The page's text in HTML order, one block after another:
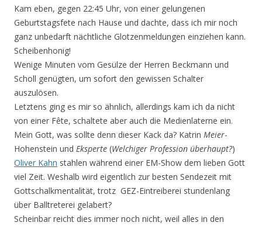
Kam eben, gegen 22:45 Uhr, von einer gelungenen
Geburtstagsfete nach Hause und dachte, dass ich mir noch
ganz unbedarft nächtliche Glotzenmeldungen einziehen kann.
Scheibenhonig!
Wenige Minuten vom Gesülze der Herren Beckmann und
Scholl genügten, um sofort den gewissen Schalter
auszulösen.
Letztens ging es mir so ähnlich, allerdings kam ich da nicht
von einer Fête, schaltete aber auch die Medienlaterne ein.
Mein Gott, was sollte denn dieser Kack da? Katrin Meier-
Hohenstein und Eksperte (Welchiger Profession überhaupt?)
Oliver Kahn stahlen während einer EM-Show dem lieben Gott
viel Zeit. Weshalb wird eigentlich zur besten Sendezeit mit
Gottschalkmentalität, trotz GEZ-Eintreiberei stundenlang
über Balltreterei gelabert?
Scheinbar reicht dies immer noch nicht, weil alles in den